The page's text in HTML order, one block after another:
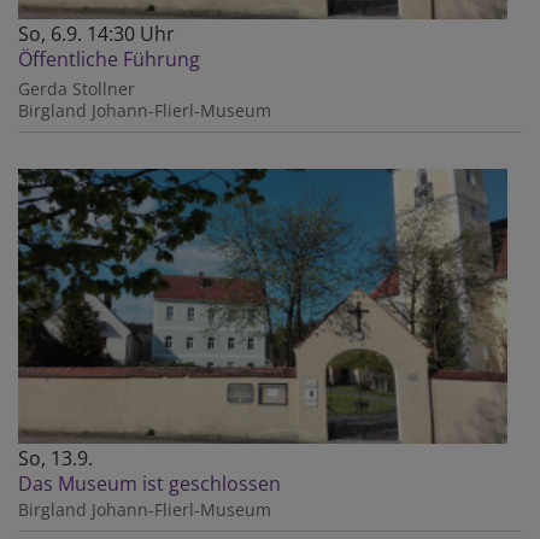
So, 6.9. 14:30 Uhr
Öffentliche Führung
Gerda Stollner
Birgland Johann-Flierl-Museum
So, 13.9.
Das Museum ist geschlossen
Birgland Johann-Flierl-Museum